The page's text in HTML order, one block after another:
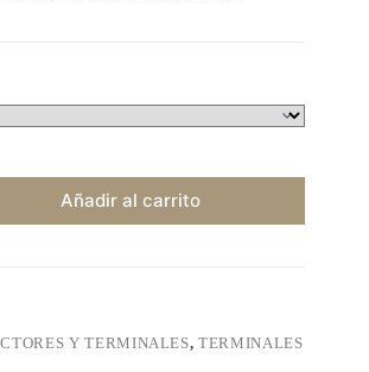
Añadir al carrito
Y TERMINALES,TERMINALES